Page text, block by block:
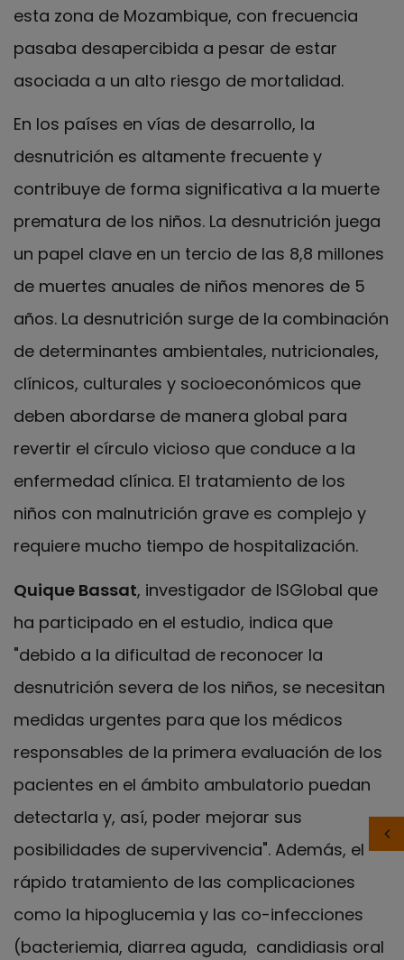
esta zona de Mozambique, con frecuencia
pasaba desapercibida a pesar de estar
asociada a un alto riesgo de mortalidad.
En los países en vías de desarrollo, la
desnutrición es altamente frecuente y
contribuye de forma significativa a la muerte
prematura de los niños. La desnutrición juega
un papel clave en un tercio de las 8,8 millones
de muertes anuales de niños menores de 5
años. La desnutrición surge de la combinación
de determinantes ambientales, nutricionales,
clínicos, culturales y socioeconómicos que
deben abordarse de manera global para
revertir el círculo vicioso que conduce a la
enfermedad clínica. El tratamiento de los
niños con malnutrición grave es complejo y
requiere mucho tiempo de hospitalización.
Quique Bassat, investigador de ISGlobal que
ha participado en el estudio, indica que
"debido a la dificultad de reconocer la
desnutrición severa de los niños, se necesitan
medidas urgentes para que los médicos
responsables de la primera evaluación de los
pacientes en el ámbito ambulatorio puedan
detectarla y, así, poder mejorar sus
posibilidades de supervivencia". Además, el
rápido tratamiento de las complicaciones
como la hipoglucemia y las co-infecciones
(bacteriemia, diarrea aguda, candidiasis oral